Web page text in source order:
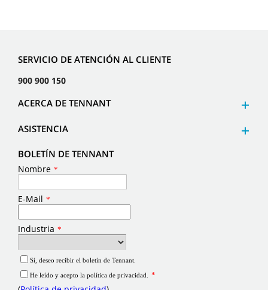
SERVICIO DE ATENCIÓN AL CLIENTE
900 900 150
ACERCA DE TENNANT
ASISTENCIA
BOLETÍN DE TENNANT